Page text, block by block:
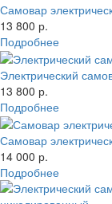
Самовар
13 800 р.
Подробнее
Электрический
13 800 р.
Подробнее
Самовар
14 000 р.
Подробнее